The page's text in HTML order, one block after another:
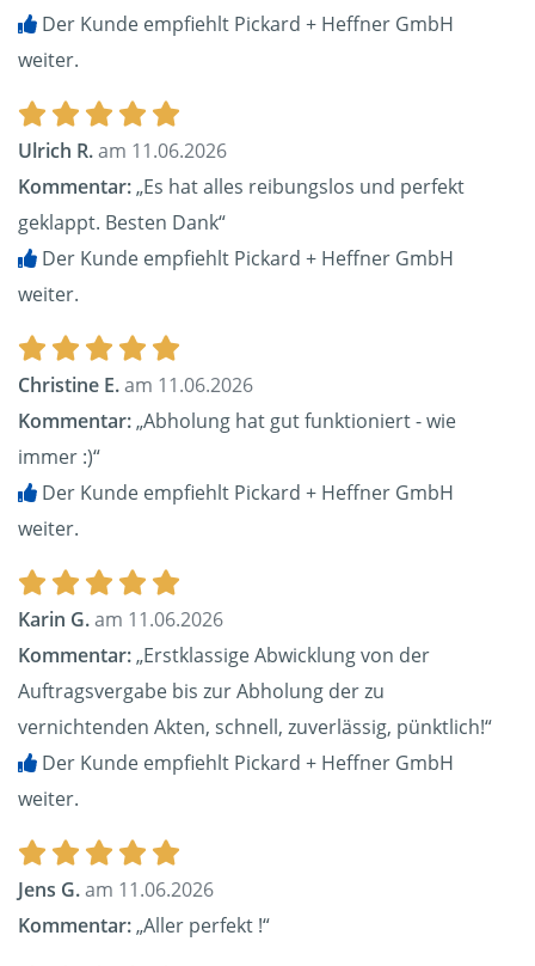
Der Kunde empfiehlt Pickard + Heffner GmbH
weiter.
Ulrich R.am 11.06.2026
Kommentar:„Es hat alles reibungslos und perfekt
geklappt. Besten Dank“
Der Kunde empfiehlt Pickard + Heffner GmbH
weiter.
Christine E.am 11.06.2026
Kommentar:„Abholung hat gut funktioniert - wie
immer :)“
Der Kunde empfiehlt Pickard + Heffner GmbH
weiter.
Karin G.am 11.06.2026
Kommentar:„Erstklassige Abwicklung von der
Auftragsvergabe bis zur Abholung der zu
vernichtenden Akten, schnell, zuverlässig, pünktlich!“
Der Kunde empfiehlt Pickard + Heffner GmbH
weiter.
Jens G.am 11.06.2026
Kommentar:„Aller perfekt !“